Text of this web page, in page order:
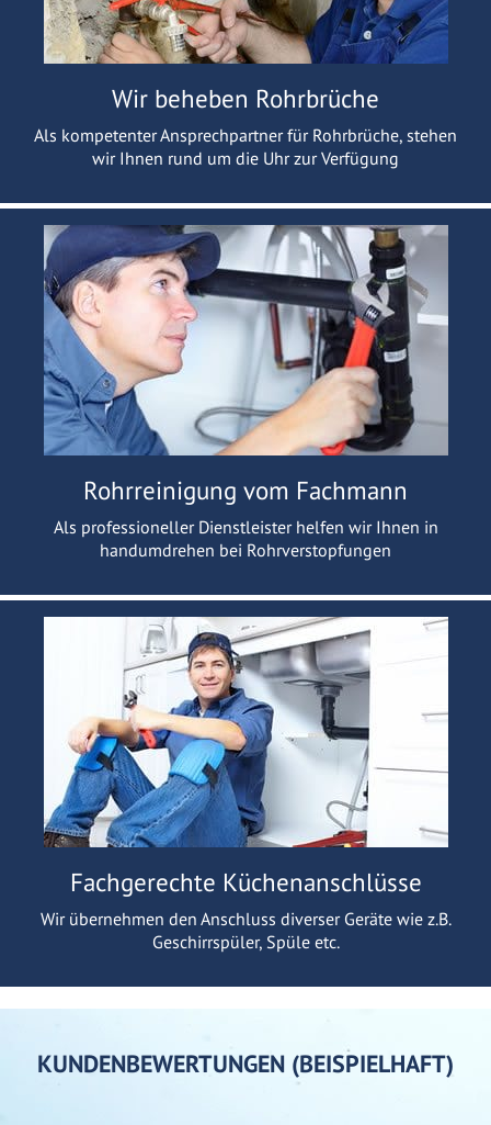
Wir beheben Rohrbrüche
Als kompetenter Ansprechpartner für Rohrbrüche, stehen
wir Ihnen rund um die Uhr zur Verfügung
Rohrreinigung vom Fachmann
Als professioneller Dienstleister helfen wir Ihnen in
handumdrehen bei Rohrverstopfungen
Fachgerechte Küchenanschlüsse
Wir übernehmen den Anschluss diverser Geräte wie z.B.
Geschirrspüler, Spüle etc.
KUNDENBEWERTUNGEN (BEISPIELHAFT)